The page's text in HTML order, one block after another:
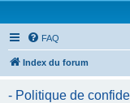
FAQ
Index du forum
- Politique de